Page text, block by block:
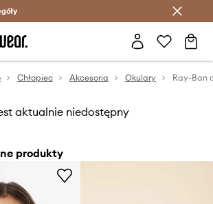
Oszczędzaj z Answear Club >
Chłopiec Akcesoria Okulary
aktualnie niedostępny
produkty